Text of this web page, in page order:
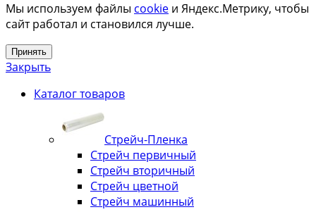
Мы используем файлы cookie и Яндекс.Метрику, чтобы
сайт работал и становился лучше.
Принять
Закрыть
Каталог товаров
Стрейч-Пленка
Стрейч первичный
Стрейч вторичный
Стрейч цветной
Стрейч машинный